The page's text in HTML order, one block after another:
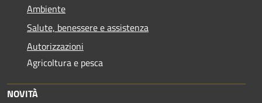
Ambiente
Salute, benessere e assistenza
Autorizzazioni
Agricoltura e pesca
NOVITÀ